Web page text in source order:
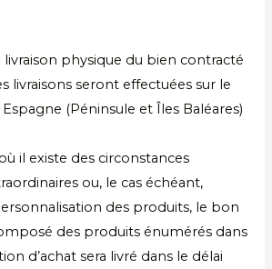
livraison physique du bien contracté
livraisons seront effectuées sur le
(Péninsule et Îles Baléares)
il existe des circonstances
ou, le cas échéant,
des produits, le bon
des produits énumérés dans
d’achat sera livré dans le délai